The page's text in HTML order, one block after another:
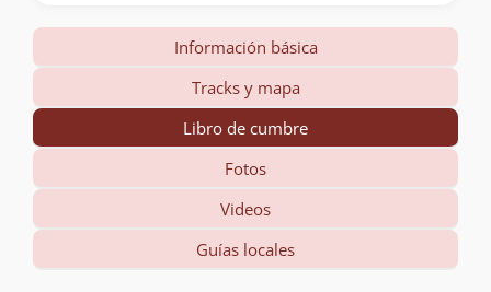
Información básica
Tracks y mapa
Libro de cumbre
Fotos
Videos
Guías locales